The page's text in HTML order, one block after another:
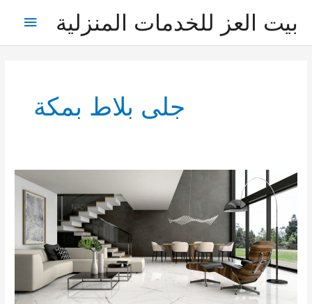
بيت العز للخدمات المنزلية
جلى بلاط بمكة